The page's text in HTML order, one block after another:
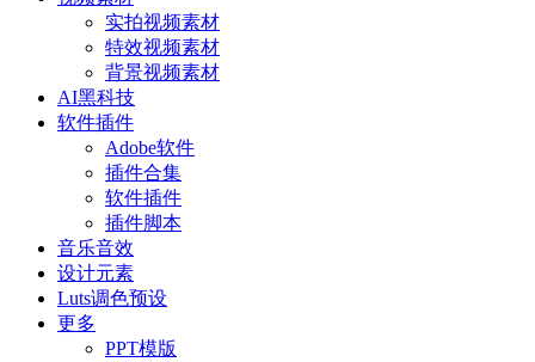
实拍视频素材
特效视频素材
背景视频素材
AI黑科技
软件插件
Adobe软件
插件合集
软件插件
插件脚本
音乐音效
设计元素
Luts调色预设
更多
PPT模版